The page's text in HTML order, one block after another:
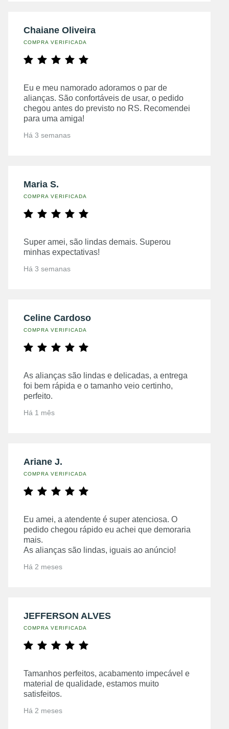
Chaiane Oliveira
COMPRA VERIFICADA
Eu e meu namorado adoramos o par de
alianças. São confortáveis de usar, o pedido
chegou antes do previsto no RS. Recomendei
para uma amiga!
Há 3 semanas
Maria S.
COMPRA VERIFICADA
Super amei, são lindas demais. Superou
minhas expectativas!
Há 3 semanas
Celine Cardoso
COMPRA VERIFICADA
As alianças são lindas e delicadas, a entrega
foi bem rápida e o tamanho veio certinho,
perfeito.
Há 1 mês
Ariane J.
COMPRA VERIFICADA
Eu amei, a atendente é super atenciosa. O
pedido chegou rápido eu achei que demoraria
mais.
As alianças são lindas, iguais ao anúncio!
Há 2 meses
JEFFERSON ALVES
COMPRA VERIFICADA
Tamanhos perfeitos, acabamento impecável e
material de qualidade, estamos muito
satisfeitos.
Há 2 meses